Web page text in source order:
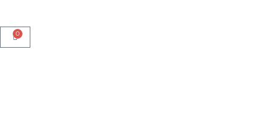
0
Cart